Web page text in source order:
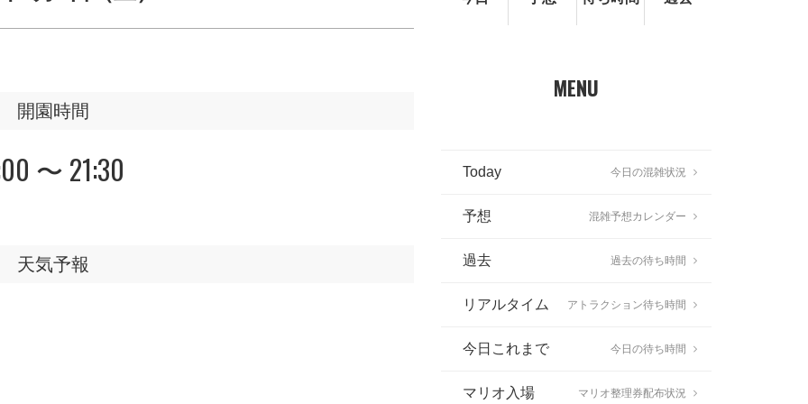
開園時間
〜 21:30
天気予報
MENU
Today 今日の混雑状況
予想 混雑予想カレンダー
過去 過去の待ち時間
リアルタイム アトラクション待ち時間
今日これまで 今日の待ち時間
マリオ入場 マリオ整理券配布状況